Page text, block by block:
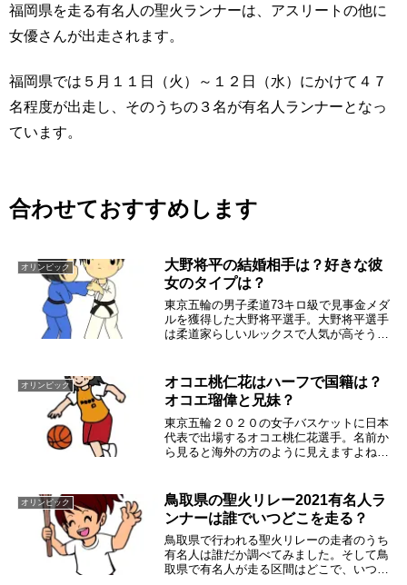
福岡県を走る有名人の聖火ランナーは、アスリートの他に
女優さんが出走されます。
福岡県では５月１１日（火）～１２日（水）にかけて４７
名程度が出走し、そのうちの３名が有名人ランナーとなっ
ています。
合わせておすすめします
オリンピック
大野将平の結婚相手は？好きな彼
女のタイプは？
東京五輪の男子柔道73キロ級で見事金メダ
ルを獲得した大野将平選手。大野将平選手
は柔道家らしいルックスで人気が高そうで
した。大野将平の結婚相手は？東京五輪の
柔道73キ...
オリンピック
オコエ桃仁花はハーフで国籍は？
オコエ瑠偉と兄妹？
東京五輪２０２０の女子バスケットに日本
代表で出場するオコエ桃仁花選手。名前か
ら見ると海外の方のように見えますよね。
か？東北楽天ゴールデンイーグルスのオコ
エ瑠偉選手と...
オリンピック
鳥取県の聖火リレー2021有名人ラ
ンナーは誰でいつどこを走る？
鳥取県で行われる聖火リレーの走者のうち
有名人は誰だか調べてみました。そして鳥
取県で有名人が走る区間はどこで、いつ頃